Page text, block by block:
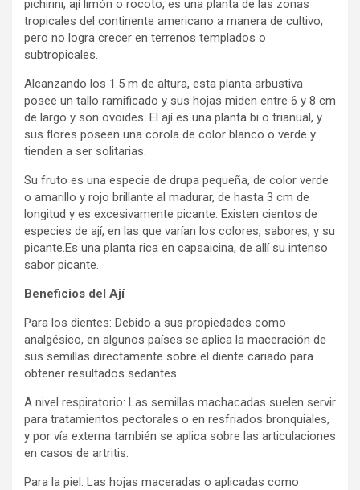
pichirini, ají limón o rocoto, es una planta de las zonas
tropicales del continente americano a manera de cultivo,
pero no logra crecer en terrenos templados o
subtropicales.
Alcanzando los 1.5 m de altura, esta planta arbustiva
posee un tallo ramificado y sus hojas miden entre 6 y 8 cm
de largo y son ovoides. El ají es una planta bi o trianual, y
sus flores poseen una corola de color blanco o verde y
tienden a ser solitarias.
Su fruto es una especie de drupa pequeña, de color verde
o amarillo y rojo brillante al madurar, de hasta 3 cm de
longitud y es excesivamente picante. Existen cientos de
especies de ají, en las que varían los colores, sabores, y su
picante.Es una planta rica en capsaicina, de allí su intenso
sabor picante.
Beneficios del Ají
Para los dientes: Debido a sus propiedades como
analgésico, en algunos países se aplica la maceración de
sus semillas directamente sobre el diente cariado para
obtener resultados sedantes.
A nivel respiratorio: Las semillas machacadas suelen servir
para tratamientos pectorales o en resfriados bronquiales,
y por vía externa también se aplica sobre las articulaciones
en casos de artritis.
Para la piel: Las hojas maceradas o aplicadas como